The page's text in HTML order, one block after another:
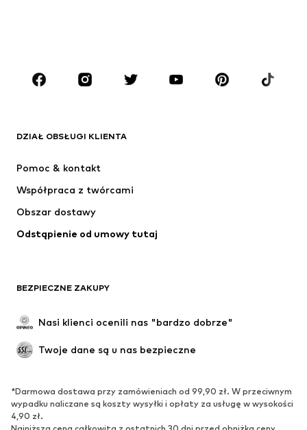
MARKI
Next
Jordan
DZIAŁ OBSŁUGI KLIENTA
Pomoc & kontakt
Współpraca z twórcami
Obszar dostawy
Odstąpienie od umowy tutaj
BEZPIECZNE ZAKUPY
Nasi klienci ocenili nas "bardzo dobrze"
Twoje dane są u nas bezpieczne
*Darmowa dostawa przy zamówieniach od 99,90 zł. W przeciwnym
wypadku naliczane są koszty wysyłki i opłaty za usługę w wysokości
4,90 zł.